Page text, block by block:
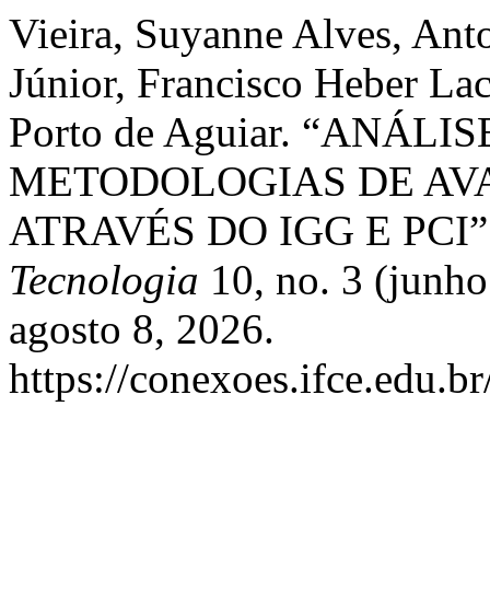
Vieira, Suyanne Alves,
Júnior, Francisco Heber
Porto de Aguiar.
METODOLOGIAS DE
ATRAVÉS DO IGG E
Tecnologia 10, no. 3
agosto 8, 2026.
https://